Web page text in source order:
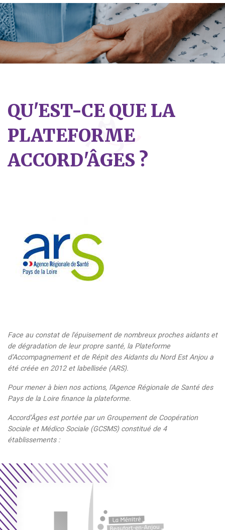
QU'EST-CE QUE LA
PLATEFORME
ACCORD'ÂGES ?
Face au constat de l'épuisement de nombreux proches aidants et
de dégradation de leur propre santé, la Plateforme
d’Accompagnement et de Répit des Aidants du Nord Est Anjou a
été créée en 2012 et labellisée (ARS).
Pour mener à bien nos actions, l'Agence Régionale de Santé des
Pays de la Loire finance la plateforme.
Accord’Âges est portée par un Groupement de Coopération
Sociale et Médico Sociale (GCSMS) constitué de 4
établissements :